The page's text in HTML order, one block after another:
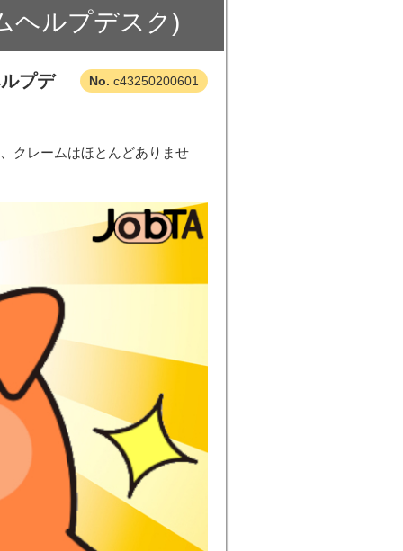
ヘルプデスク)
c43250200601
プデ
クレームはほとんどありませ